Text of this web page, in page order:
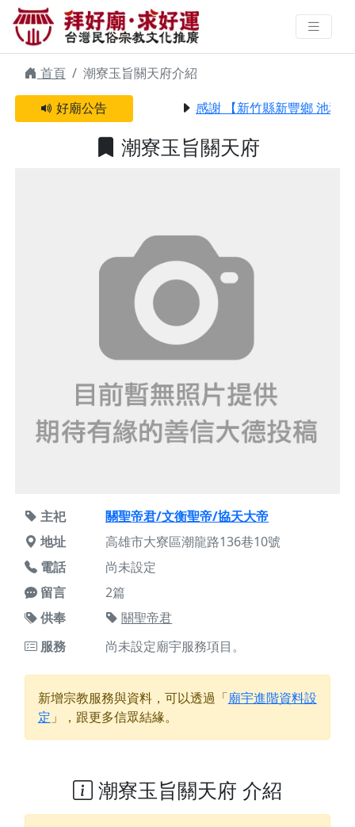
潮寮玉旨關天府 | 拜好廟求好運 找
到與您有緣的信仰
首頁
潮寮玉旨關天府介紹
好廟公告
感謝 【新竹縣新豐鄉 池和
潮寮玉旨關天府
主祀
關聖帝君/文衡聖帝/協天大帝
地址
高雄市大寮區潮龍路136巷10號
電話
尚未設定
留言
2篇
供奉
關聖帝君
服務
尚未設定廟宇服務項目。
新增宗教服務與資料，可以透過「廟宇進階資料設
定 」，跟更多信眾結緣。
潮寮玉旨關天府 介紹